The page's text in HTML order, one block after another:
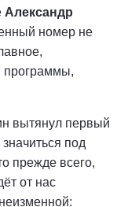
Александр
номер не
программы,
вытянул первый
под
прежде всего,
от нас